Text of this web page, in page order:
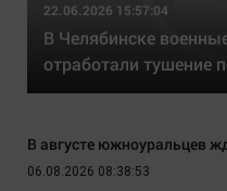
22.06.2026 15:57:04
В Челябинске
отработали тушение
В августе южноуральцев
06.08.2026 08:38:53